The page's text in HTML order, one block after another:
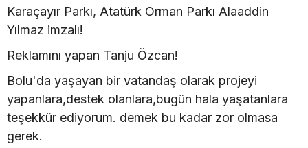
Karaçayır Parkı, Atatürk Orman Parkı Alaaddin
Yılmaz imzalı!
Reklamını yapan Tanju Özcan!
Bolu'da yaşayan bir vatandaş olarak projeyi
yapanlara,destek olanlara,bugün hala yaşatanlara
teşekkür ediyorum. demek bu kadar zor olmasa
gerek.